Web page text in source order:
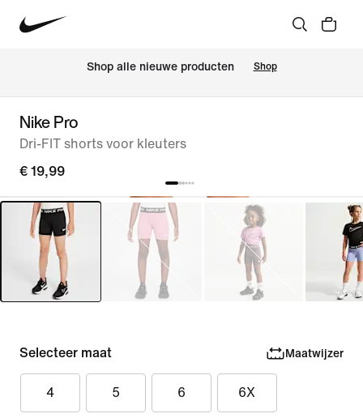
Shop alle nieuwe producten Shop
Nike Pro
Dri-FIT shorts voor kleuters
€ 19,99
Selecteer maat Maatwijzer
4 5 6 6X